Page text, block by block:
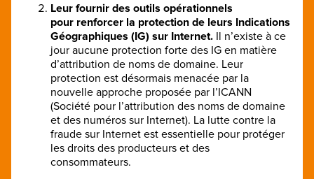
Leur fournir des outils opérationnels
pour renforcer la protection de leurs Indications
Géographiques (IG) sur Internet. Il n’existe à ce
jour aucune protection forte des IG en matière
d’attribution de noms de domaine. Leur
protection est désormais menacée par la
nouvelle approche proposée par l’ICANN
(Société pour l’attribution des noms de domaine
et des numéros sur Internet). La lutte contre la
fraude sur Internet est essentielle pour protéger
les droits des producteurs et des
consommateurs.